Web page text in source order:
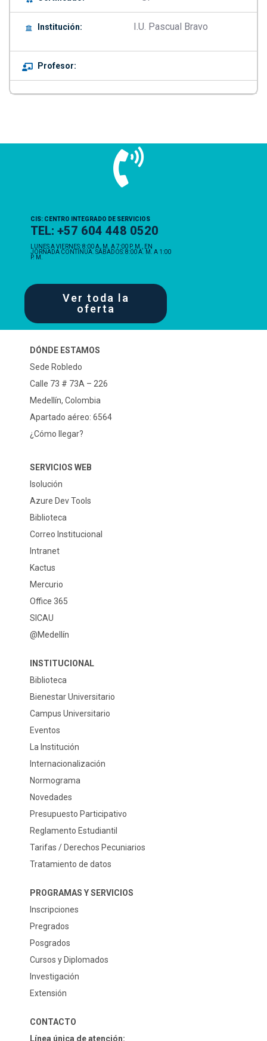
Institución: I.U. Pascual Bravo
Profesor:
CIS: CENTRO INTEGRADO DE SERVICIOS
TEL: +57 604 448 0520
LUNES A VIERNES: 8:00 A. M. A 7:00 P. M., EN
JORNADA CONTINUA. SÁBADOS: 8:00 A. M. A 1:00
P. M.
Ver toda la
oferta
DÓNDE ESTAMOS
Sede Robledo
Calle 73 # 73A – 226
Medellín, Colombia
Apartado aéreo: 6564
¿Cómo llegar?
SERVICIOS WEB
Isolución
Azure Dev Tools
Biblioteca
Correo Institucional
Intranet
Kactus
Mercurio
Office 365
SICAU
@Medellín
INSTITUCIONAL
Biblioteca
Bienestar Universitario
Campus Universitario
Eventos
La Institución
Internacionalización
Normograma
Novedades
Presupuesto Participativo
Reglamento Estudiantil
Tarifas / Derechos Pecuniarios
Tratamiento de datos
PROGRAMAS Y SERVICIOS
Inscripciones
Pregrados
Posgrados
Cursos y Diplomados
Investigación
Extensión
CONTACTO
Línea única de atención: